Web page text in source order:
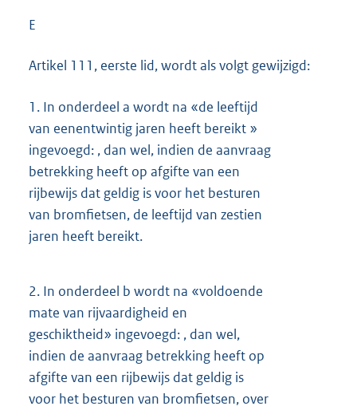
E
Artikel 111, eerste lid, wordt als volgt gewijzigd:
1. In onderdeel a wordt na «de leeftijd
van eenentwintig jaren heeft bereikt »
ingevoegd: , dan wel, indien de aanvraag
betrekking heeft op afgifte van een
rijbewijs dat geldig is voor het besturen
van bromfietsen, de leeftijd van zestien
jaren heeft bereikt.
2. In onderdeel b wordt na «voldoende
mate van rijvaardigheid en
geschiktheid» ingevoegd: , dan wel,
indien de aanvraag betrekking heeft op
afgifte van een rijbewijs dat geldig is
voor het besturen van bromfietsen, over